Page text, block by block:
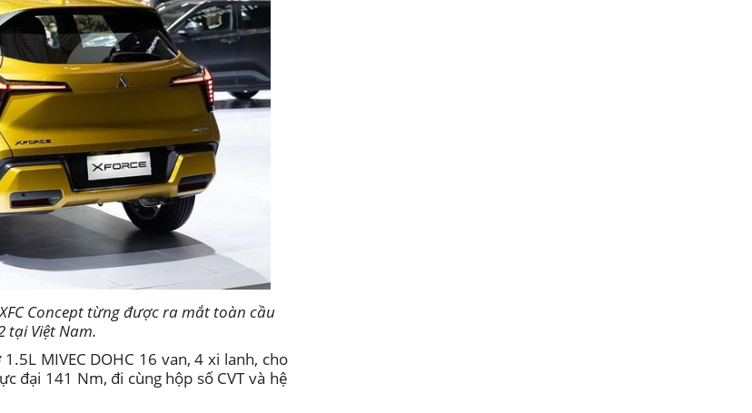
Concept từng được ra mắt toàn cầu
tại Việt Nam.
MIVEC DOHC 16 van, 4 xi lanh, cho
đại 141 Nm, đi cùng hộp số CVT và hệ